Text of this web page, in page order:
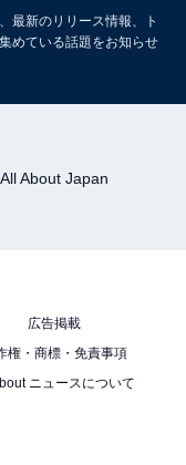
んふらわー牧場・大
最新のリリース情報、ト
めている話題をお知らせ
All About Japan
広告掲載
権・商標・免責事項
ニュースについて